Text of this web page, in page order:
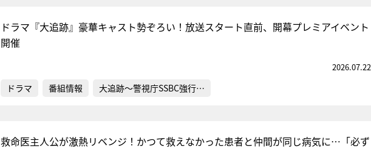
ドラマ『大追跡』豪華キャスト勢ぞろい！放送スタート直前、開幕プレミアイベント
開催
2026.07.22
ドラマ 番組情報 大追跡～警視庁SSBC強行…
救命医主人公が激熱リベンジ！かつて救えなかった患者と仲間が同じ病気に…「必ず